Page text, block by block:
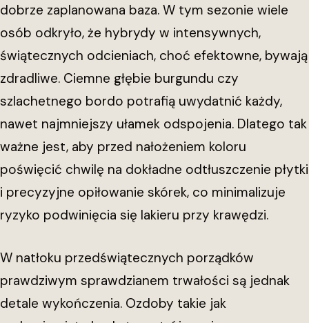
dobrze zaplanowana baza. W tym sezonie wiele
osób odkryło, że hybrydy w intensywnych,
świątecznych odcieniach, choć efektowne, bywają
zdradliwe. Ciemne głębie burgundu czy
szlachetnego bordo potrafią uwydatnić każdy,
nawet najmniejszy ułamek odspojenia. Dlatego tak
ważne jest, aby przed nałożeniem koloru
poświęcić chwilę na dokładne odtłuszczenie płytki
i precyzyjne opiłowanie skórek, co minimalizuje
ryzyko podwinięcia się lakieru przy krawędzi.
W natłoku przedświątecznych porządków
prawdziwym sprawdzianem trwałości są jednak
detale wykończenia. Ozdoby takie jak